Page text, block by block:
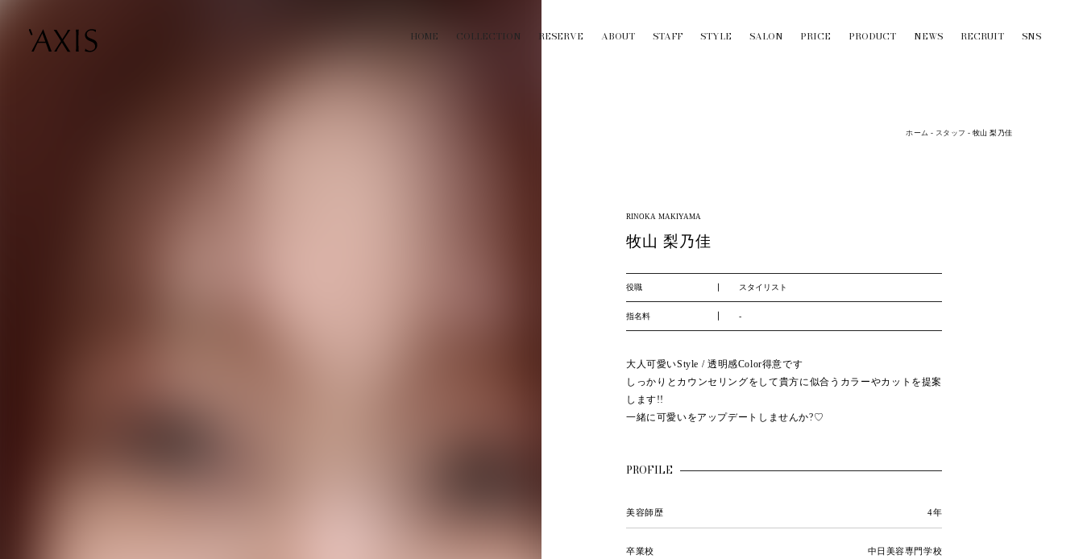
HOME COLLECTION RESERVE ABOUT STAFF STYLE SALON PRICE PRODUCT NEWS RECRUIT SNS
ホーム - スタッフ - 牧山 梨乃佳
RINOKA MAKIYAMA
牧山 梨乃佳
役職 スタイリスト
指名料 -
大人可愛いStyle / 透明感Color得意です
しっかりとカウンセリングをして貴方に似合うカラーやカットを提案
します!!
一緒に可愛いをアップデートしませんか?♡
PROFILE
美容師歴 4年
卒業校 中日美容専門学校